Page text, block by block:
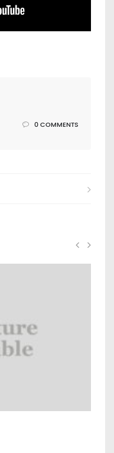
0 COMMENTS